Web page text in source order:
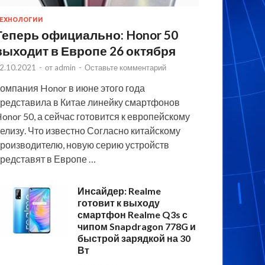
официально: Honor 50
в Европе 26 октября
- от admin - Оставьте комментарий
Honor в июне этого года
в Китае линейку смартфонов
50, а сейчас готовится к европейскому
Что известно Согласно китайскому
новую серию устройств
в Европе …
Инсайдер: Realme
готовит к выходу
смартфон Realme Q3s с
чипом Snapdragon 778G и
быстрой зарядкой на 30
Вт